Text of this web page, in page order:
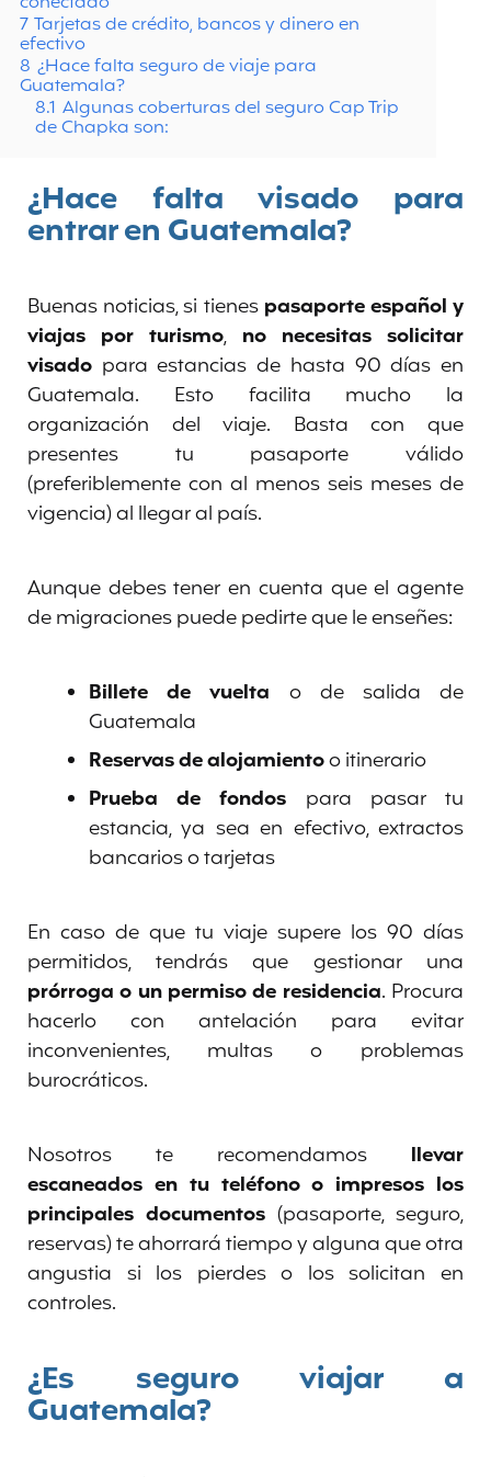
7 Tarjetas de crédito, bancos y dinero en
efectivo
8 ¿Hace falta seguro de viaje para
Guatemala?
8.1 Algunas coberturas del seguro Cap Trip
de Chapka son:
¿Hace falta visado para
entrar en Guatemala?
Buenas noticias, si tienes pasaporte español y
viajas por turismo, no necesitas solicitar
visado para estancias de hasta 90 días en
Guatemala. Esto facilita mucho la
organización del viaje. Basta con que
presentes tu pasaporte válido
(preferiblemente con al menos seis meses de
vigencia) al llegar al país.
Aunque debes tener en cuenta que el agente
de migraciones puede pedirte que le enseñes:
Billete de vuelta o de salida de
Guatemala
Reservas de alojamientoo itinerario
Prueba de fondos para pasar tu
estancia, ya sea en efectivo, extractos
bancarios o tarjetas
En caso de que tu viaje supere los 90 días
permitidos, tendrás que gestionar una
prórroga o un permiso de residencia. Procura
hacerlo con antelación para evitar
inconvenientes, multas o problemas
burocráticos.
Nosotros te recomendamos llevar
escaneados en tu teléfono o impresos los
principales documentos (pasaporte, seguro,
reservas) te ahorrará tiempo y alguna que otra
angustia si los pierdes o los solicitan en
controles.
¿Es seguro viajar a
Guatemala?